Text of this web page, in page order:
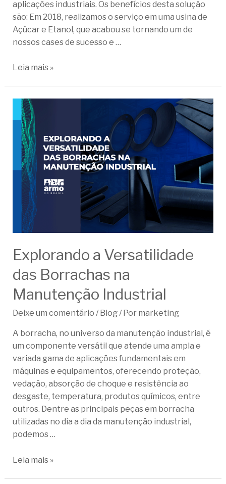
aplicações industriais. Os benefícios desta solução
são: Em 2018, realizamos o serviço em uma usina de
Açúcar e Etanol, que acabou se tornando um de
nossos cases de sucesso e …
Leia mais »
Explorando a Versatilidade
das Borrachas na
Manutenção Industrial
Deixe um comentário /Blog/ Por marketing
A borracha, no universo da manutenção industrial, é
um componente versátil que atende uma ampla e
variada gama de aplicações fundamentais em
máquinas e equipamentos, oferecendo proteção,
vedação, absorção de choque e resistência ao
desgaste, temperatura, produtos químicos, entre
outros. Dentre as principais peças em borracha
utilizadas no dia a dia da manutenção industrial,
podemos …
Leia mais »